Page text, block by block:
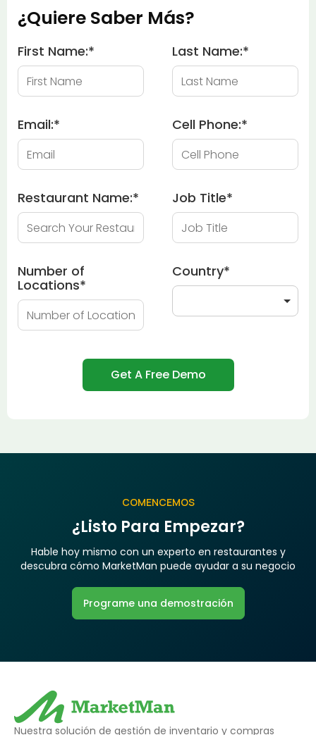
¿Quiere Saber Más?
First Name:* Last Name:*
Email:* Cell Phone:*
Restaurant Name:* Job Title*
Number of
Locations*
Country*
COMENCEMOS
¿Listo Para Empezar?
Hable hoy mismo con un experto en restaurantes y
descubra cómo MarketMan puede ayudar a su negocio
Programe una demostración
Nuestra solución de gestión de inventario y compras